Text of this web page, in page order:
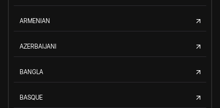
ARMENIAN
AZERBAIJANI
BANGLA
BASQUE